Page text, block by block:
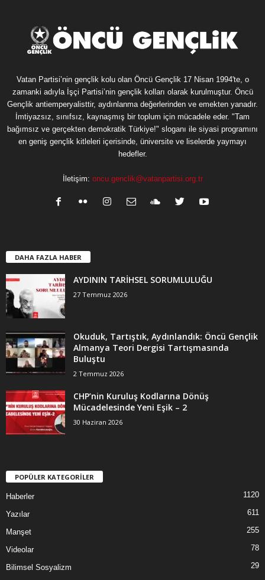
Vatan Partisi’nin gençlik kolu olan Öncü Gençlik 17 Nisan 1994'te, o
zamanki adıyla İşçi Partisi’nin gençlik kolları olarak kurulmuştur. Öncü
Gençlik antiemperyalisttir, aydınlanma değerlerinden ve emekten yanadır.
İmtiyazsız, sınıfsız, kaynaşmış bir toplum için mücadele eder. "Tam
bağımsız ve gerçekten demokratik Türkiye!" sloganı ile siyasi programını
en geniş gençlik kitleleri içerisinde, üniversite ve liselerde yaymayı
hedefler.
İletişim: oncu.genclik@vatanpartisi.org.tr
DAHA FAZLA HABER
AYDININ TARİHSEL SORUMLULUĞU
27 Temmuz 2026
Okuduk, Tartıştık, Aydınlandık: Öncü Gençlik
Almanya Teori Dergisi Tartışmasında
Buluştu
2 Temmuz 2026
CHP’nin Kuruluş Kodlarına Dönüş
Mücadelesinde Yeni Eşik – 2
30 Haziran 2026
POPÜLER KATEGORİLER
Haberler 1120
Yazılar 611
Manşet 255
Videolar 78
Bilimsel Sosyalizm
29